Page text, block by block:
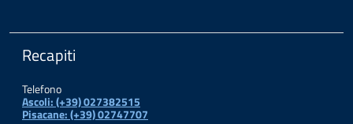
Recapiti
Telefono
Ascoli: (+39) 027382515
Pisacane: (+39) 02747707